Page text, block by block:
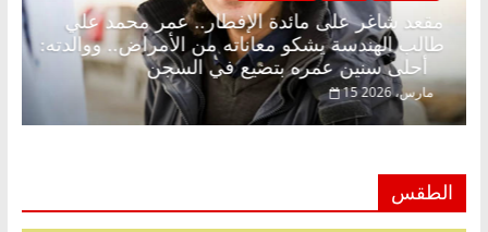
مقعد شاغر على مائدة الإفطار.. عمر محمد علي
طالب الهندسة يشكو معاناته من الأمراض.. ووالدته:
أحلى سنين عمره بتضيع في السجن
15 مارس، 2026
الطقس